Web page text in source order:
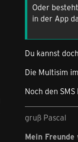
Oder
in der App
Du kannst
Die Multisim
Noch den
gruß Pascal
Mein